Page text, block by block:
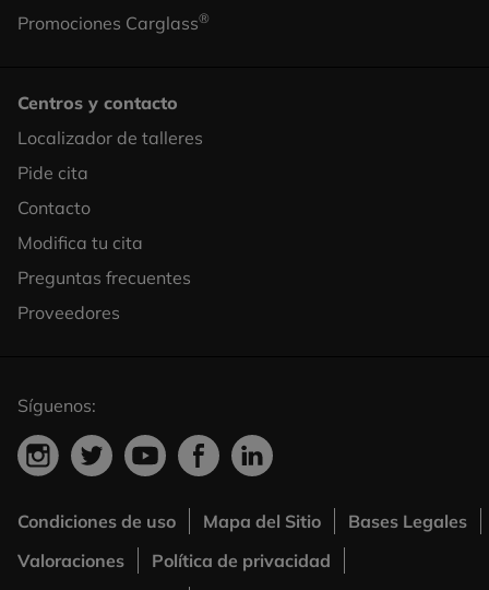
Promociones Carglass®
Centros y contacto
Footer
Column
Localizador de talleres
Pide cita
Contacto
Modifica tu cita
Preguntas frecuentes
Proveedores
Síguenos:
Footer
Condiciones de uso Mapa del Sitio
Bases Legales
Valoraciones
Política de privacidad